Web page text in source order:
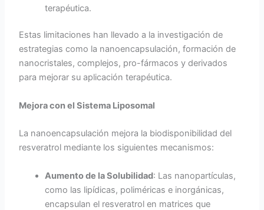
terapéutica.
Estas limitaciones han llevado a la investigación de
estrategias como la nanoencapsulación, formación de
nanocristales, complejos, pro-fármacos y derivados
para mejorar su aplicación terapéutica.
Mejora con el Sistema Liposomal
La nanoencapsulación mejora la biodisponibilidad del
resveratrol mediante los siguientes mecanismos:
Aumento de la Solubilidad: Las nanopartículas,
como las lipídicas, poliméricas e inorgánicas,
encapsulan el resveratrol en matrices que